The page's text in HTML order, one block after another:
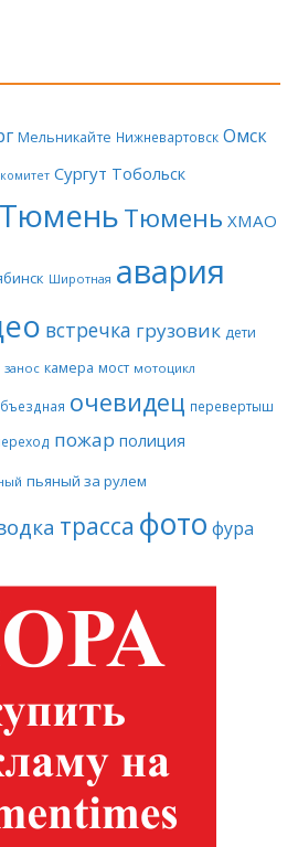
Мельникайте Нижневартовск Омск
Сургут Тобольск
ТюменьТюмень ХМАО
Широтная авария
встречка грузовик дети
занос камера мост мотоцикл
очевидец перевертыш
пожар полиция
пьяный за рулем
трасса фото фура